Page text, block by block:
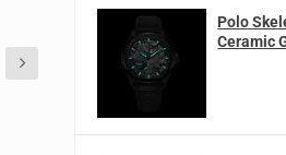
Polo
Ceramic